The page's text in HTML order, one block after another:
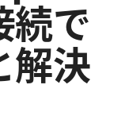
続で
解決